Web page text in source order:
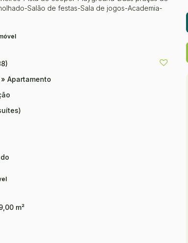
Salão de festas-Sala de jogos-Academia-
» Apartamento
m²